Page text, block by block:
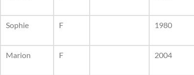
Sophie F 1980
Marion F 2004